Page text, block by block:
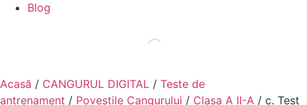
Blog
Acasă / CANGURUL DIGITAL / Teste de
antrenament / Poveștile Cangurului / Clasa A II-A / c. Test